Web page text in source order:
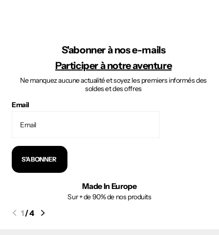
S'abonner à nos e-mails
Participer à notre aventure
Ne manquez aucune actualité et soyez les premiers informés des
soldes et des offres
Email
S'ABONNER
Made In Europe
Sur + de 90% de nos produits
1/4